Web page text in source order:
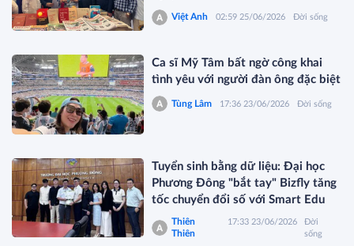
Việt Anh 02:59 25/06/2026 Đời sống
Ca sĩ Mỹ Tâm bất ngờ công khai
tình yêu với người đàn ông đặc biệt
Tùng Lâm 17:36 23/06/2026 Đời sống
Tuyển sinh bằng dữ liệu: Đại học
Phương Đông "bắt tay" Bizfly tăng
tốc chuyển đổi số với Smart Edu
Thiên
Thiên
17:33 23/06/2026
Đời
sống